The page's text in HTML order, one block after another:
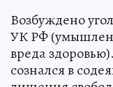
Возбуждено
УК РФ
вреда
сознался в